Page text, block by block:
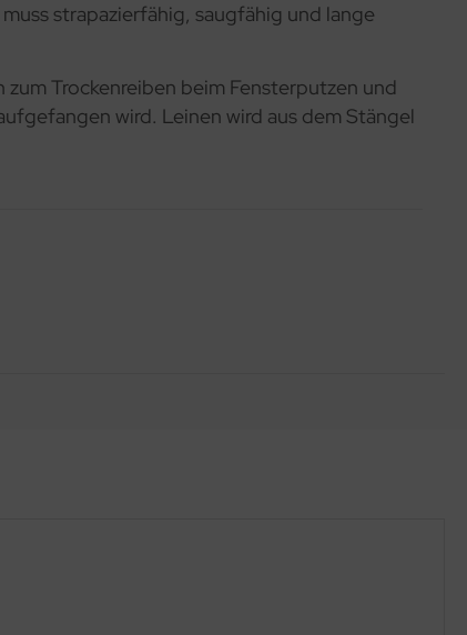
strapazierfähig, saugfähig und lange
Trockenreiben beim Fensterputzen und
wird. Leinen wird aus dem Stängel